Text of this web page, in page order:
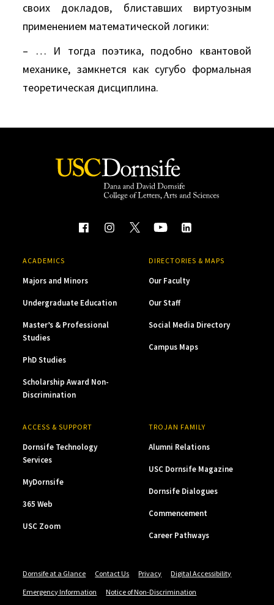
своих докладов, блиставших виртуозным
применением математической логики:
– … И тогда поэтика, подобно квантовой
механике, замкнется как сугубо формальная
теоретическая дисциплина.
ACADEMICS
Majors and Minors
Undergraduate Education
Master’s & Professional
Studies
PhD Studies
Scholarship Award Non-
Discrimination
DIRECTORIES & MAPS
Our Faculty
Our Staff
Social Media Directory
Campus Maps
ACCESS & SUPPORT
Dornsife Technology
Services
MyDornsife
365 Web
USC Zoom
TROJAN FAMILY
Alumni Relations
USC Dornsife Magazine
Dornsife Dialogues
Commencement
Career Pathways
Dornsife at a Glance Contact Us Privacy
Digital Accessibility
Emergency Information
Notice of Non-Discrimination